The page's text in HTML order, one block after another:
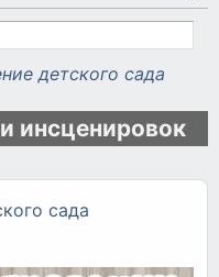
детского сада
инсценировок
сада